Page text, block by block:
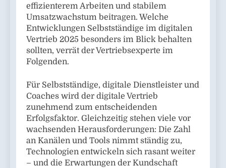
effizienterem Arbeiten und stabilem
Umsatzwachstum beitragen. Welche
Entwicklungen Selbstständige im digitalen
Vertrieb 2025 besonders im Blick behalten
sollten, verrät der Vertriebsexperte im
Folgenden.
Für Selbstständige, digitale Dienstleister und
Coaches wird der digitale Vertrieb
zunehmend zum entscheidenden
Erfolgsfaktor. Gleichzeitig stehen viele vor
wachsenden Herausforderungen: Die Zahl
an Kanälen und Tools nimmt ständig zu,
Technologien entwickeln sich rasant weiter
– und die Erwartungen der Kundschaft